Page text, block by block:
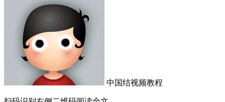
中国结视频教程